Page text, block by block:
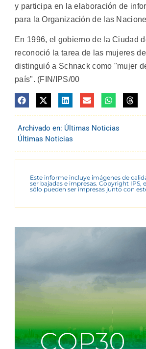
y participa en la elaboración de
para la Organización de las
En 1996, el gobierno de la Ciudad
reconoció la tarea de las mujeres
distinguió a Schnack como "mujer
país". (FIN/IPS/00
Archivado en: Últimas Noticias
Últimas Noticias
Este informe incluye imágenes de
ser bajadas e impresas. Copyright IPS,
sólo pueden ser impresas junto con